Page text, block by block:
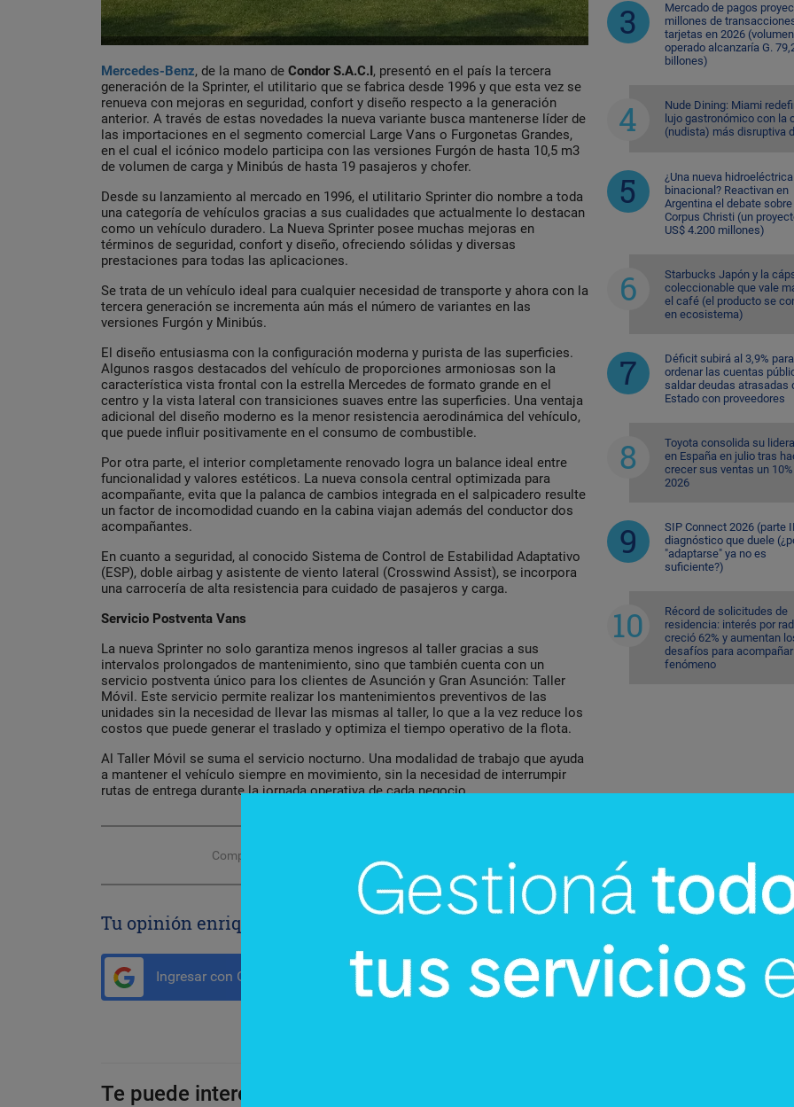
Mercedes-Benz, de la mano de Condor S.A.C.I, presentó en el país la tercera
generación de la Sprinter, el utilitario que se fabrica desde 1996 y que esta vez se
renueva con mejoras en seguridad, confort y diseño respecto a la generación
anterior. A través de estas novedades la nueva variante busca mantenerse líder de
las importaciones en el segmento comercial Large Vans o Furgonetas Grandes,
en el cual el icónico modelo participa con las versiones Furgón de hasta 10,5 m3
de volumen de carga y Minibús de hasta 19 pasajeros y chofer.
Desde su lanzamiento al mercado en 1996, el utilitario Sprinter dio nombre a toda
una categoría de vehículos gracias a sus cualidades que actualmente lo destacan
como un vehículo duradero. La Nueva Sprinter posee muchas mejoras en
términos de seguridad, confort y diseño, ofreciendo sólidas y diversas
prestaciones para todas las aplicaciones.
Se trata de un vehículo ideal para cualquier necesidad de transporte y ahora con la
tercera generación se incrementa aún más el número de variantes en las
versiones Furgón y Minibús.
El diseño entusiasma con la configuración moderna y purista de las superficies.
Algunos rasgos destacados del vehículo de proporciones armoniosas son la
característica vista frontal con la estrella Mercedes de formato grande en el
centro y la vista lateral con transiciones suaves entre las superficies. Una ventaja
adicional del diseño moderno es la menor resistencia aerodinámica del vehículo,
que puede influir positivamente en el consumo de combustible.
Por otra parte, el interior completamente renovado logra un balance ideal entre
funcionalidad y valores estéticos. La nueva consola central optimizada para
acompañante, evita que la palanca de cambios integrada en el salpicadero resulte
un factor de incomodidad cuando en la cabina viajan además del conductor dos
acompañantes.
En cuanto a seguridad, al conocido Sistema de Control de Estabilidad Adaptativo
(ESP), doble airbag y asistente de viento lateral (Crosswind Assist), se incorpora
una carrocería de alta resistencia para cuidado de pasajeros y carga.
Servicio Postventa Vans
La nueva Sprinter no solo garantiza menos ingresos al taller gracias a sus
intervalos prolongados de mantenimiento, sino que también cuenta con un
servicio postventa único para los clientes de Asunción y Gran Asunción: Taller
Móvil. Este servicio permite realizar los mantenimientos preventivos de las
unidades sin la necesidad de llevar las mismas al taller, lo que a la vez reduce los
costos que puede generar el traslado y optimiza el tiempo operativo de la flota.
Al Taller Móvil se suma el servicio nocturno. Una modalidad de trabajo que ayuda
a mantener el vehículo siempre en movimiento, sin la necesidad de interrumpir
rutas de entrega durante la jornada operativa de cada negocio.
Compartir con tus amigos de
Tu opinión enriquece este artículo:
Ingresar con Google
Mercado de pagos
millones de
tarjetas en 2026 (volumen
operado alcanzaría G.
billones)
Nude Dining: Miami
lujo gastronómico con la
(nudista) más disruptiva
¿Una nueva hidroeléctrica
binacional? Reactivan en
Argentina el debate sobre
Corpus Christi (un
US$ 4.200 millones)
Starbucks Japón y la
coleccionable que vale
el café (el producto se
en ecosistema)
Déficit subirá al 3,9% para
ordenar las cuentas
saldar deudas atrasadas
Estado con proveedores
Toyota consolida su
en España en julio tras
crecer sus ventas un
2026
SIP Connect 2026 (parte
diagnóstico que duele
"adaptarse" ya no es
suficiente?)
Récord de solicitudes de
residencia: interés por
creció 62% y aumentan
desafíos para
fenómeno
Te puede interesar: